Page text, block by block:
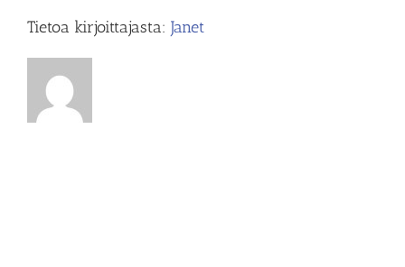
Tietoa kirjoittajasta: Janet